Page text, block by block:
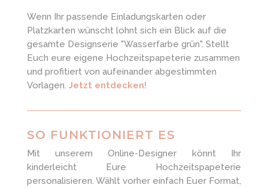
Wenn Ihr passende Einladungskarten oder
Platzkarten wünscht lohnt sich ein Blick auf die
gesamte Designserie "Wasserfarbe grün". Stellt
Euch eure eigene Hochzeitspapeterie zusammen
und profitiert von aufeinander abgestimmten
Vorlagen. Jetzt entdecken!
SO FUNKTIONIERT ES
Mit unserem Online-Designer könnt Ihr
kinderleicht Eure Hochzeitspapeterie
personalisieren. Wählt vorher einfach Euer Format,